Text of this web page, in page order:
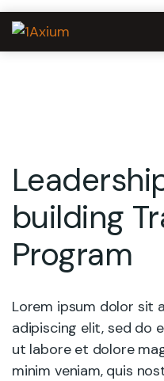
building
Program
Lorem ipsum dolor sit
adipiscing elit, sed do
ut labore et dolore
minim veniam, quis